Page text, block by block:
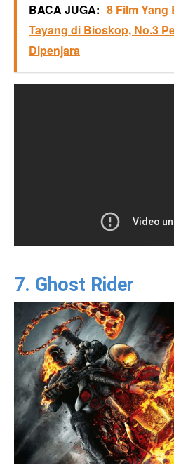
BACA JUGA: 8 Film Yang
Tayang di Bioskop, No.3
Dipenjara
7. Ghost Rider